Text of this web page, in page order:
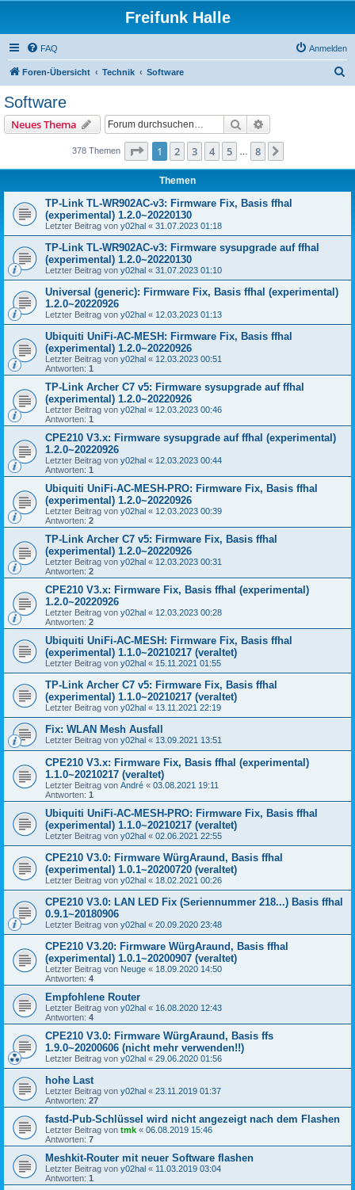
Freifunk Halle
FAQ Anmelden
Foren-Übersicht Technik Software
Software
Neues Thema Suche
378 Themen Seite 1von
1 2 3 4 5 8
Themen
TP-Link TL-WR902AC-v3: Firmware Fix, Basis ffhal
(experimental) 1.2.0~20220130
Letzter Beitrag von y02hal « 31.07.2023 01:18
TP-Link TL-WR902AC-v3: Firmware sysupgrade auf ffhal
(experimental) 1.2.0~20220130
Letzter Beitrag von y02hal « 31.07.2023 01:10
Universal (generic): Firmware Fix, Basis ffhal (experimental)
1.2.0~20220926
Letzter Beitrag von y02hal « 12.03.2023 01:13
Ubiquiti UniFi-AC-MESH: Firmware Fix, Basis ffhal
(experimental) 1.2.0~20220926
Letzter Beitrag von y02hal « 12.03.2023 00:51
Antworten: 1
TP-Link Archer C7 v5: Firmware sysupgrade auf ffhal
(experimental) 1.2.0~20220926
Letzter Beitrag von y02hal « 12.03.2023 00:46
Antworten: 1
CPE210 V3.x: Firmware sysupgrade auf ffhal (experimental)
1.2.0~20220926
Letzter Beitrag von y02hal « 12.03.2023 00:44
Antworten: 1
Ubiquiti UniFi-AC-MESH-PRO: Firmware Fix, Basis ffhal
(experimental) 1.2.0~20220926
Letzter Beitrag von y02hal « 12.03.2023 00:39
Antworten: 2
TP-Link Archer C7 v5: Firmware Fix, Basis ffhal
(experimental) 1.2.0~20220926
Letzter Beitrag von y02hal « 12.03.2023 00:31
Antworten: 2
CPE210 V3.x: Firmware Fix, Basis ffhal (experimental)
1.2.0~20220926
Letzter Beitrag von y02hal « 12.03.2023 00:28
Antworten: 2
Ubiquiti UniFi-AC-MESH: Firmware Fix, Basis ffhal
(experimental) 1.1.0~20210217 (veraltet)
Letzter Beitrag von y02hal « 15.11.2021 01:55
TP-Link Archer C7 v5: Firmware Fix, Basis ffhal
(experimental) 1.1.0~20210217 (veraltet)
Letzter Beitrag von y02hal « 13.11.2021 22:19
Fix: WLAN Mesh Ausfall
Letzter Beitrag von y02hal « 13.09.2021 13:51
CPE210 V3.x: Firmware Fix, Basis ffhal (experimental)
1.1.0~20210217 (veraltet)
Letzter Beitrag von André « 03.08.2021 19:11
Antworten: 1
Ubiquiti UniFi-AC-MESH-PRO: Firmware Fix, Basis ffhal
(experimental) 1.1.0~20210217 (veraltet)
Letzter Beitrag von y02hal « 02.06.2021 22:55
CPE210 V3.0: Firmware WürgAraund, Basis ffhal
(experimental) 1.0.1~20200720 (veraltet)
Letzter Beitrag von y02hal « 18.02.2021 00:26
CPE210 V3.0: LAN LED Fix (Seriennummer 218...) Basis ffhal
0.9.1~20180906
Letzter Beitrag von y02hal « 20.09.2020 23:48
CPE210 V3.20: Firmware WürgAraund, Basis ffhal
(experimental) 1.0.1~20200907 (veraltet)
Letzter Beitrag von Neuge « 18.09.2020 14:50
Antworten: 4
Empfohlene Router
Letzter Beitrag von y02hal « 16.08.2020 12:43
Antworten: 4
CPE210 V3.0: Firmware WürgAraund, Basis ffs
1.9.0~20200606 (nicht mehr verwenden!!)
Letzter Beitrag von y02hal « 29.06.2020 01:56
hohe Last
Letzter Beitrag von y02hal « 23.11.2019 01:37
Antworten: 27
fastd-Pub-Schlüssel wird nicht angezeigt nach dem Flashen
Letzter Beitrag von tmk « 06.08.2019 15:46
Antworten: 7
Meshkit-Router mit neuer Software flashen
Letzter Beitrag von y02hal « 11.03.2019 03:04
Antworten: 1